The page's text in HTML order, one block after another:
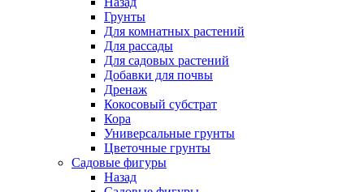
Грунты
Для комнатных растений
Для рассады
Для садовых растений
Добавки для почвы
Дренаж
Кокосовый субстрат
Кора
Универсальные грунты
Цветочные грунты
Садовые фигуры
Назад